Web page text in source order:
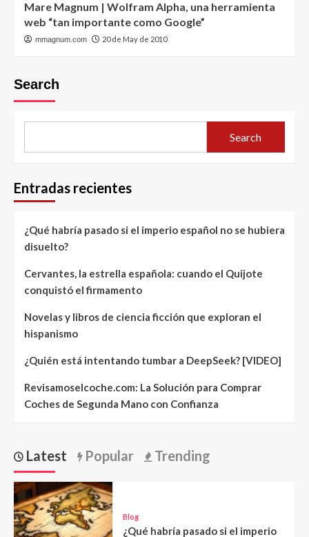
Mare Magnum | Wolfram Alpha, una herramienta
web “tan importante como Google”
mmagnum.com 20 de May de 2010
Search
Search
Entradas recientes
¿Qué habría pasado si el imperio español no se hubiera
disuelto?
Cervantes, la estrella española: cuando el Quijote
conquistó el firmamento
Novelas y libros de ciencia ficción que exploran el
hispanismo
¿Quién está intentando tumbar a DeepSeek? [VIDEO]
Revisamoselcoche.com: La Solución para Comprar
Coches de Segunda Mano con Confianza
Latest Popular Trending
Blog
¿Qué habría pasado si el imperio